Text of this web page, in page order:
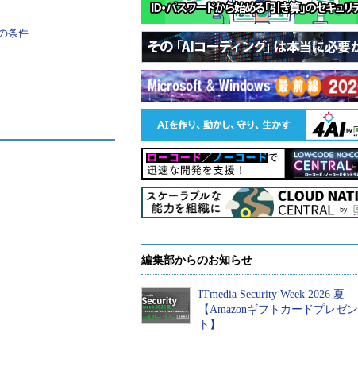
編集部からのお知らせ
ITmedia Security Week 2026 夏
【Amazonギフトカードプレゼン
ト】